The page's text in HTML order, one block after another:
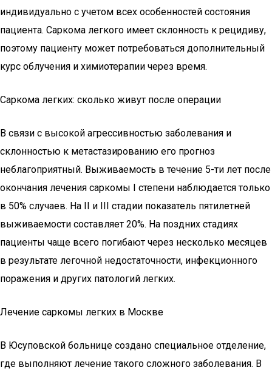
индивидуально с учетом всех особенностей состояния
пациента. Саркома легкого имеет склонность к рецидиву,
поэтому пациенту может потребоваться дополнительный
курс облучения и химиотерапии через время.
Саркома легких: сколько живут после операции
В связи с высокой агрессивностью заболевания и
склонностью к метастазированию его прогноз
неблагоприятный. Выживаемость в течение 5-ти лет после
окончания лечения саркомы І степени наблюдается только
в 50% случаев. На ІІ и ІІІ стадии показатель пятилетней
выживаемости составляет 20%. На поздних стадиях
пациенты чаще всего погибают через несколько месяцев
в результате легочной недостаточности, инфекционного
поражения и других патологий легких.
Лечение саркомы легких в Москве
В Юсуповской больнице создано специальное отделение,
где выполняют лечение такого сложного заболевания. В